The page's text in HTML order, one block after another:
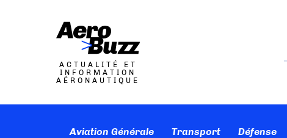
ACTUALITÉ ET
INFORMATION
AÉRONAUTIQUE
Aviation Générale Transport Défense